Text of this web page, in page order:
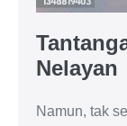
Nelayan
Namun, tak